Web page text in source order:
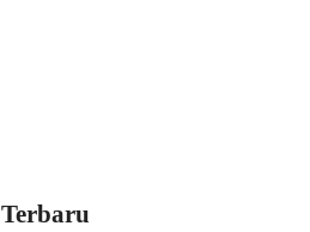
Terbaru